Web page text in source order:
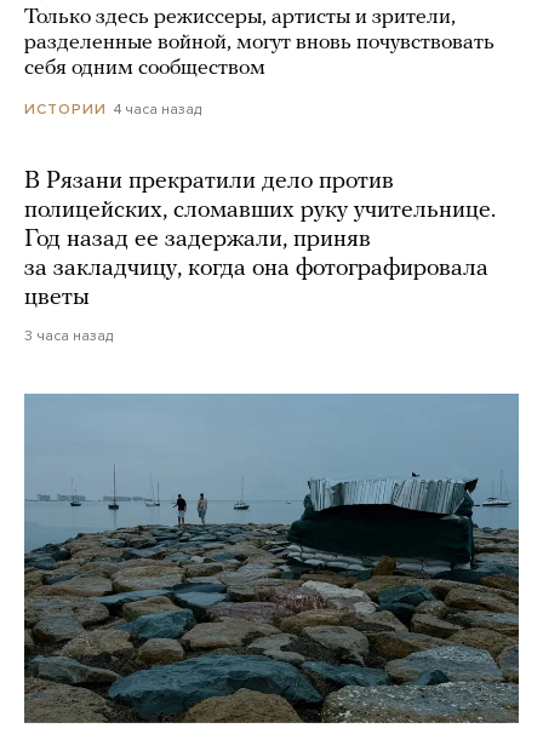
Только здесь режиссеры, артисты и зрители,
разделенные войной, могут вновь почувствовать
себя одним сообществом
ИСТОРИИ 4 часа назад
В Рязани прекратили дело против
полицейских, сломавших руку учительнице.
Год назад ее задержали, приняв
за закладчицу, когда она фотографировала
цветы
3 часа назад